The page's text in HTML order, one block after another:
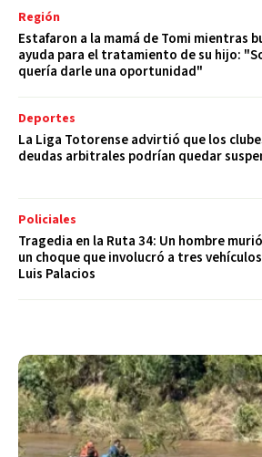
Región
Estafaron a la mamá de Tomi mientras
ayuda para el tratamiento de su hijo:
quería darle una oportunidad"
Deportes
La Liga Totorense advirtió que los
deudas arbitrales podrían quedar
Policiales
Tragedia en la Ruta 34: Un hombre
un choque que involucró a tres
Luis Palacios